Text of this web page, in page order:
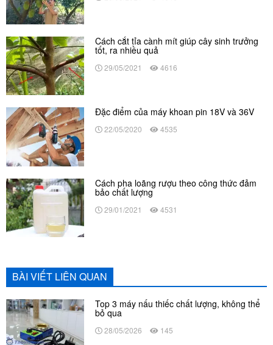
Cách cắt tỉa cành mít giúp cây sinh trưởng
tốt, ra nhiều quả
29/05/2021 4616
Đặc điểm của máy khoan pin 18V và 36V
22/05/2020 4535
Cách pha loãng rượu theo công thức đảm
bảo chất lượng
29/01/2021 4531
BÀI VIẾT LIÊN QUAN
Top 3 máy nấu thiếc chất lượng, không thể
bỏ qua
28/05/2026 145